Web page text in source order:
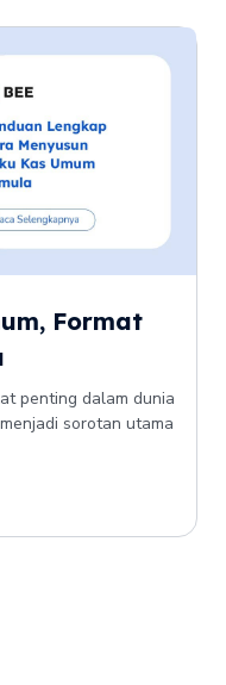
Format
penting dalam dunia
sorotan utama